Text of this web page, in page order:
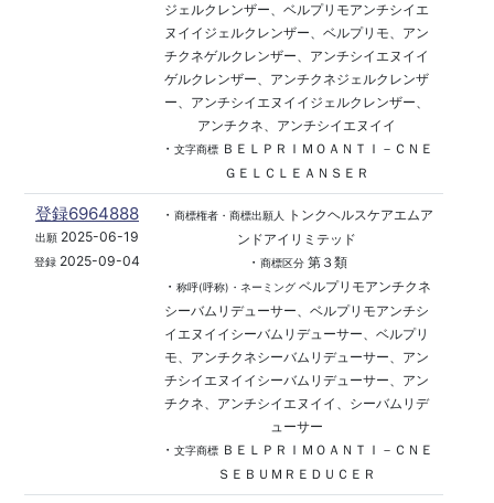
ジェルクレンザー、ベルプリモアンチシイエ
ヌイイジェルクレンザー、ベルプリモ、アン
チクネゲルクレンザー、アンチシイエヌイイ
ゲルクレンザー、アンチクネジェルクレンザ
ー、アンチシイエヌイイジェルクレンザー、
アンチクネ、アンチシイエヌイイ
・ 文字商標ＢＥＬＰＲＩＭＯＡＮＴＩ－ＣＮＥ
ＧＥＬＣＬＥＡＮＳＥＲ
登録6964888
出願 2025-06-19
登録 2025-09-04
・ 商標権者・商標出願人
トンクヘルスケアエムア
ンドアイリミテッド
・ 商標区分第３類
・ 称呼(呼称)・ネーミングベルプリモアンチクネ
シーバムリデューサー、ベルプリモアンチシ
イエヌイイシーバムリデューサー、ベルプリ
モ、アンチクネシーバムリデューサー、アン
チシイエヌイイシーバムリデューサー、アン
チクネ、アンチシイエヌイイ、シーバムリデ
ューサー
・ 文字商標ＢＥＬＰＲＩＭＯＡＮＴＩ－ＣＮＥ
ＳＥＢＵＭＲＥＤＵＣＥＲ